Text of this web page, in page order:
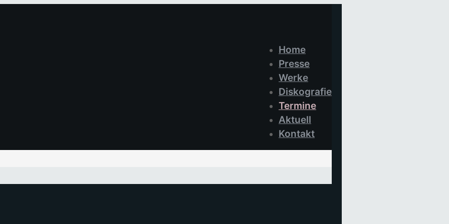
Home
Presse
Werke
Diskografie
Termine
Aktuell
Kontakt